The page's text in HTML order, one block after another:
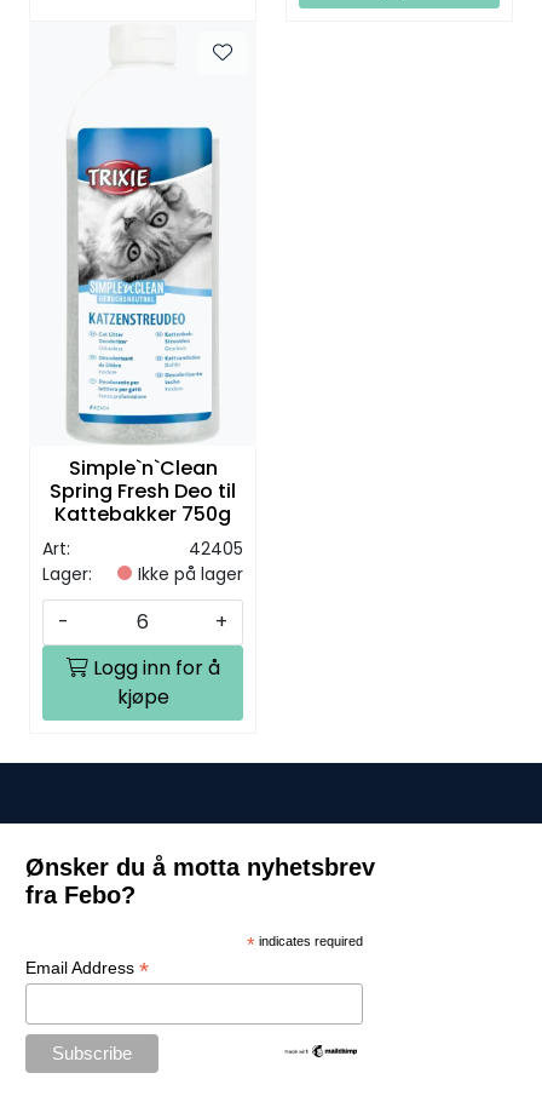
Simple`n`Clean
Spring Fresh Deo til
Kattebakker 750g
Art:
42405
Lager:
Ikke på lager
-
+
Logg inn for å
kjøpe
Ønsker du å motta nyhetsbrev
fra Febo?
* indicates required
Email Address *